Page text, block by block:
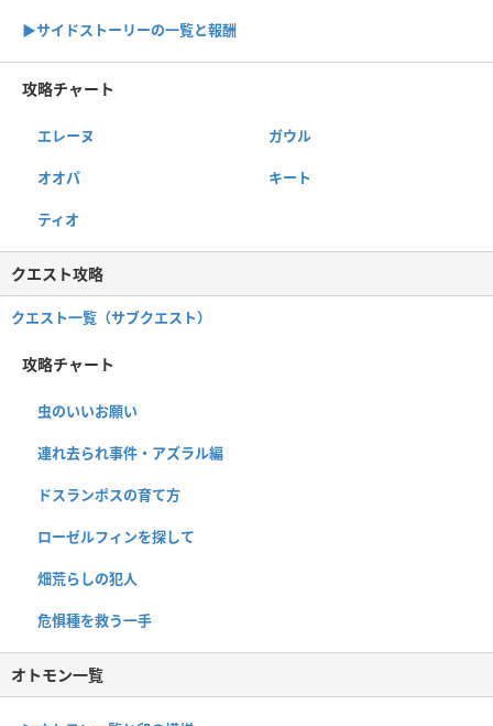
▶サイドストーリーの一覧と報酬
攻略チャート
エレーヌ ガウル
オオパ キート
ティオ
クエスト攻略
クエスト一覧（サブクエスト）
攻略チャート
虫のいいお願い
連れ去られ事件・アズラル編
ドスランポスの育て方
ローゼルフィンを探して
畑荒らしの犯人
危惧種を救う一手
オトモン一覧